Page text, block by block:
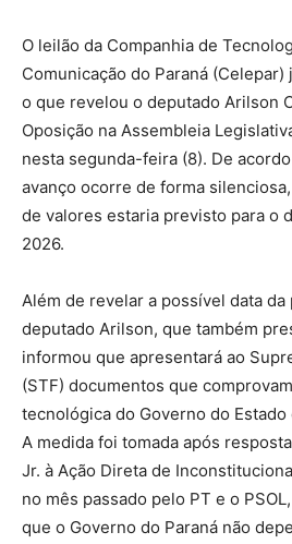
O leilão da Companhia de
Comunicação do Paraná (Celepar)
o que revelou o deputado Arilson
Oposição na Assembleia
nesta segunda-feira (8). De
avanço ocorre de forma
de valores estaria previsto para o
2026.
Além de revelar a possível data da
deputado Arilson, que também
informou que apresentará ao
(STF) documentos que
tecnológica do Governo do Estado
A medida foi tomada após
Jr. à Ação Direta de
no mês passado pelo PT e o
que o Governo do Paraná não